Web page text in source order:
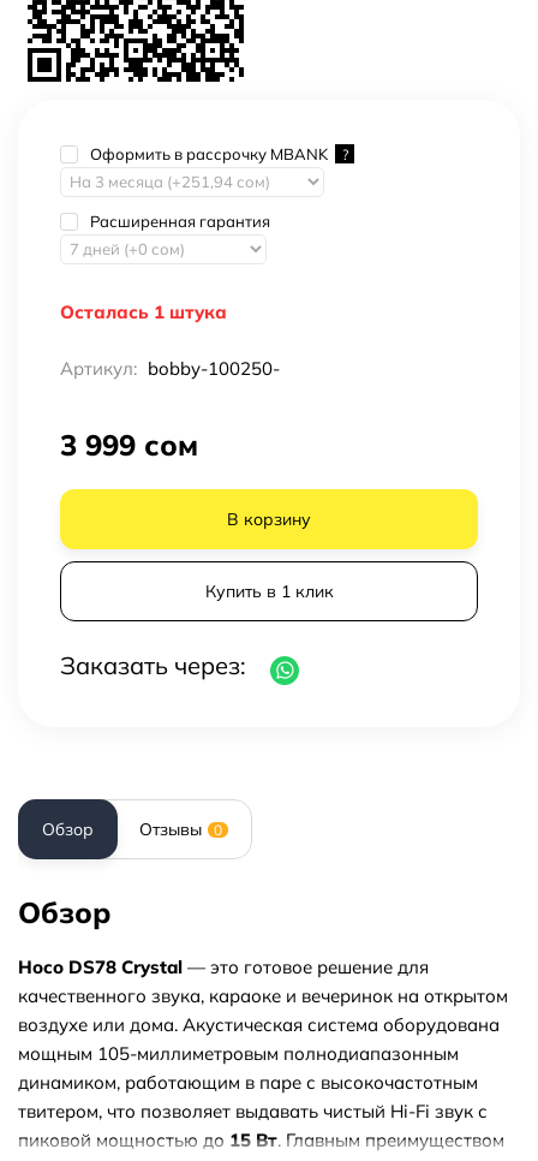
Оформить в рассрочку MBANK ?
Расширенная гарантия
Осталась 1 штука
Артикул: bobby-100250-
3 999 сом
В корзину
Купить в 1 клик
Заказать через:
Обзор Отзывы 0
Обзор
Hoco DS78 Crystal — это готовое решение для
качественного звука, караоке и вечеринок на открытом
воздухе или дома. Акустическая система оборудована
мощным 105-миллиметровым полнодиапазонным
динамиком, работающим в паре с высокочастотным
твитером, что позволяет выдавать чистый Hi-Fi звук с
пиковой мощностью до 15 Вт. Главным преимуществом